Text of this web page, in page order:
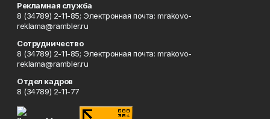
Рекламная служба
8 (34789) 2-11-85; Электронная почта: mrakovo-
reklama@rambler.ru
Сотрудничество
8 (34789) 2-11-85; Электронная почта: mrakovo-
reklama@rambler.ru
Отдел кадров
8 (34789) 2-11-77